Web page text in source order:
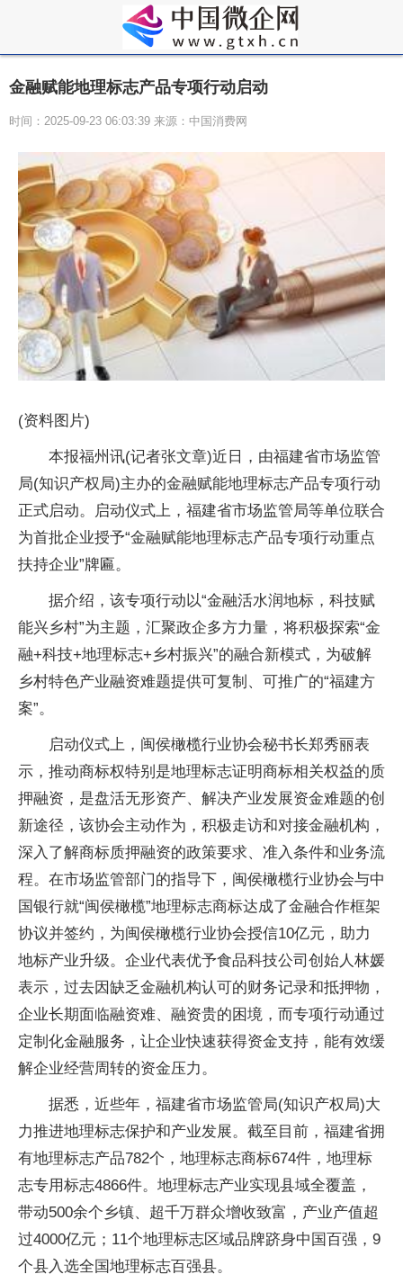
金融赋能地理标志产品专项行动启动
时间：2025-09-23 06:03:39 来源：中国消费网
(资料图片)
本报福州讯(记者张文章)近日，由福建省市场监管
局(知识产权局)主办的金融赋能地理标志产品专项行动
正式启动。启动仪式上，福建省市场监管局等单位联合
为首批企业授予“金融赋能地理标志产品专项行动重点
扶持企业”牌匾。
据介绍，该专项行动以“金融活水润地标，科技赋
能兴乡村”为主题，汇聚政企多方力量，将积极探索“金
融+科技+地理标志+乡村振兴”的融合新模式，为破解
乡村特色产业融资难题提供可复制、可推广的“福建方
案”。
启动仪式上，闽侯橄榄行业协会秘书长郑秀丽表
示，推动商标权特别是地理标志证明商标相关权益的质
押融资，是盘活无形资产、解决产业发展资金难题的创
新途径，该协会主动作为，积极走访和对接金融机构，
深入了解商标质押融资的政策要求、准入条件和业务流
程。在市场监管部门的指导下，闽侯橄榄行业协会与中
国银行就“闽侯橄榄”地理标志商标达成了金融合作框架
协议并签约，为闽侯橄榄行业协会授信10亿元，助力
地标产业升级。企业代表优予食品科技公司创始人林媛
表示，过去因缺乏金融机构认可的财务记录和抵押物，
企业长期面临融资难、融资贵的困境，而专项行动通过
定制化金融服务，让企业快速获得资金支持，能有效缓
解企业经营周转的资金压力。
据悉，近些年，福建省市场监管局(知识产权局)大
力推进地理标志保护和产业发展。截至目前，福建省拥
有地理标志产品782个，地理标志商标674件，地理标
志专用标志4866件。地理标志产业实现县域全覆盖，
带动500余个乡镇、超千万群众增收致富，产业产值超
过4000亿元；11个地理标志区域品牌跻身中国百强，9
个县入选全国地理标志百强县。